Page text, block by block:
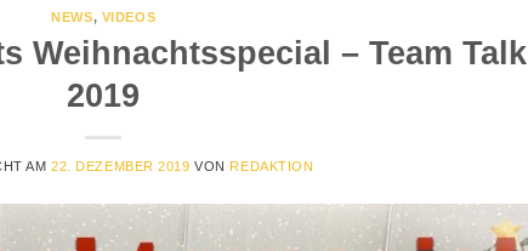
NEWS, VIDEOS
Weihnachtsspecial – Team Talk
2019
AM22. DEZEMBER 2019 VON REDAKTION